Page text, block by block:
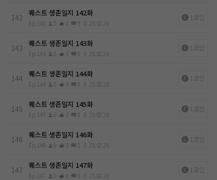
142 퀘스트 생존일지 142화
Ep.142 0 0 0 0 25.02.26
1코인
143 퀘스트 생존일지 143화
Ep.143 0 0 0 0 25.02.26
1코인
144 퀘스트 생존일지 144화
Ep.144 0 0 0 0 25.02.26
1코인
145 퀘스트 생존일지 145화
Ep.145 0 0 0 0 25.02.26
1코인
146 퀘스트 생존일지 146화
Ep.146 0 0 0 0 25.02.26
1코인
147 퀘스트 생존일지 147화
Ep.147 0 0 0 0 25.02.26
1코인